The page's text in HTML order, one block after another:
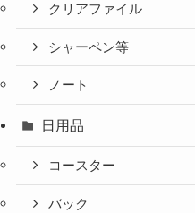
クリアファイル
シャーペン等
ノート
日用品
コースター
バック